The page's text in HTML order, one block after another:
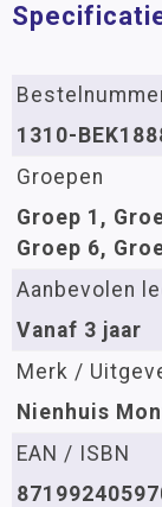
1310-
Groepen
Groep 1,
Groep 6,
Aanbevolen
Vanaf 3 jaar
Merk /
Nienhuis
EAN / ISBN